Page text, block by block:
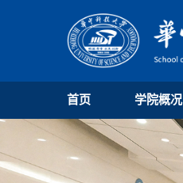
首页 学院概况